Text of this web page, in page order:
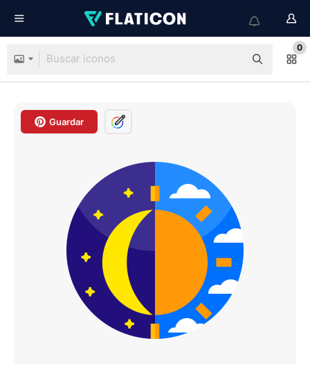
0
Guardar